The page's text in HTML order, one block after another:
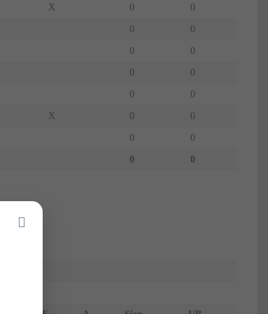
X 0 0
0 0
0 0
0 0
0 0
X 0 0
0 0
0
0